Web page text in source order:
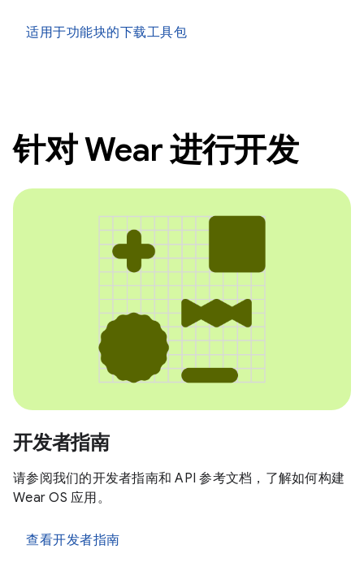
适用于功能块的下载工具包
针对 Wear 进行开发
开发者指南
请参阅我们的开发者指南和 API 参考文档，了解如何构建
Wear OS 应用。
查看开发者指南